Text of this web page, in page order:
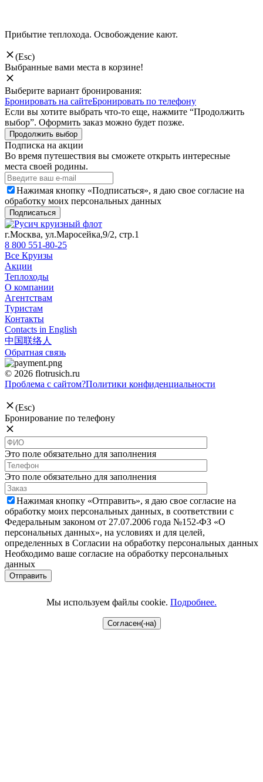
Прибытие теплохода. Освобождение кают.
(Esc)
Выбранные вами места в корзине!
Выберите вариант бронирования:
Бронировать на сайтеБронировать по телефону
Если вы хотите выбрать что-то еще, нажмите “Продолжить
выбор”. Оформить заказ можно будет позже.
Продолжить выбор
Подписка на акции
Во время путешествия вы сможете открыть интересные
места своей родины.
Нажимая кнопку «Подписаться», я даю свое согласие на
обработку моих персональных данных
Подписаться
г.Москва, ул.Маросейка,9/2, стр.1
8 800 551-80-25
Все Круизы
Акции
Теплоходы
О компании
Агентствам
Туристам
Контакты
Contacts in English
中国联络人
Обратная связь
© 2026 flotrusich.ru
Проблема с сайтом?Политики конфиденциальности
(Esc)
Бронирование по телефону
Это поле обязательно для заполнения
Это поле обязательно для заполнения
Нажимая кнопку «Отправить», я даю свое согласие на
обработку моих персональных данных, в соответствии с
Федеральным законом от 27.07.2006 года №152-ФЗ «О
персональных данных», на условиях и для целей,
определенных в Согласии на обработку персональных данных
Необходимо ваше согласие на обработку персональных
данных
Мы используем файлы cookie. Подробнее.
Согласен(-на)